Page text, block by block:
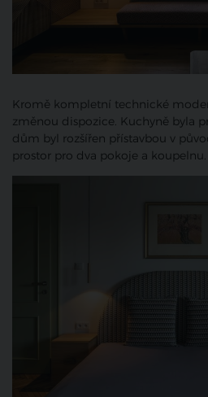
Kromě kompletní technické
změnou dispozice. Kuchyně byla
dům byl rozšířen přístavbou v
prostor pro dva pokoje a koupelnu.